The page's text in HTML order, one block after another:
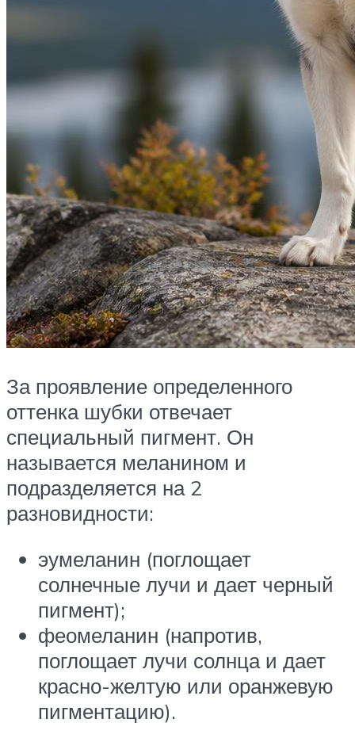
За проявление определенного
оттенка шубки отвечает
специальный пигмент. Он
называется меланином и
подразделяется на 2
разновидности:
эумеланин (поглощает
солнечные лучи и дает черный
пигмент);
феомеланин (напротив,
поглощает лучи солнца и дает
красно-желтую или оранжевую
пигментацию).